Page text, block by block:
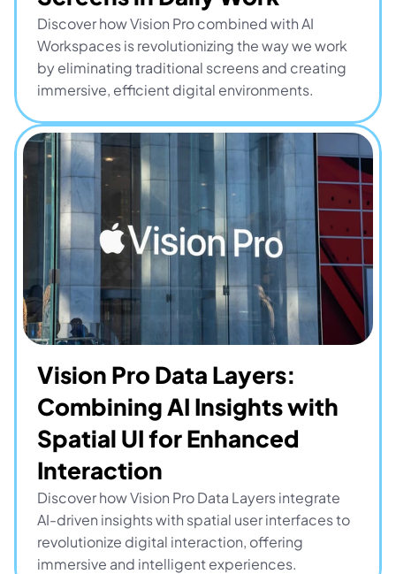
Discover how Vision Pro combined with AI
Workspaces is revolutionizing the way we work
by eliminating traditional screens and creating
immersive, efficient digital environments.
Vision Pro Data Layers:
Combining AI Insights with
Spatial UI for Enhanced
Interaction
Discover how Vision Pro Data Layers integrate
AI-driven insights with spatial user interfaces to
revolutionize digital interaction, offering
immersive and intelligent experiences.